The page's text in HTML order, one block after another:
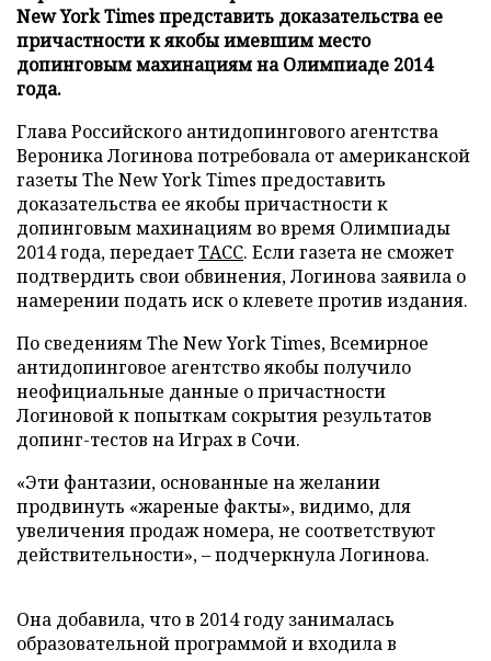
New York Times представить доказательства ее
причастности к якобы имевшим место
допинговым махинациям на Олимпиаде 2014
года.
Глава Российского антидопингового агентства
Вероника Логинова потребовала от американской
газеты The New York Times предоставить
доказательства ее якобы причастности к
допинговым махинациям во время Олимпиады
2014 года, передаетТАСС. Если газета не сможет
подтвердить свои обвинения, Логинова заявила о
намерении подать иск о клевете против издания.
По сведениям The New York Times, Всемирное
антидопинговое агентство якобы получило
неофициальные данные о причастности
Логиновой к попыткам сокрытия результатов
допинг-тестов на Играх в Сочи.
«Эти фантазии, основанные на желании
продвинуть «жареные факты», видимо, для
увеличения продаж номера, не соответствуют
действительности», – подчеркнула Логинова.
Она добавила, что в 2014 году занималась
образовательной программой и входила в